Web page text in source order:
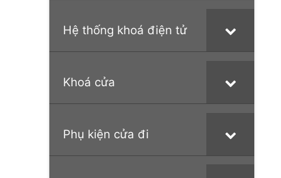
Hệ thống khoá điện tử
Khoá cửa
Phụ kiện cửa đi